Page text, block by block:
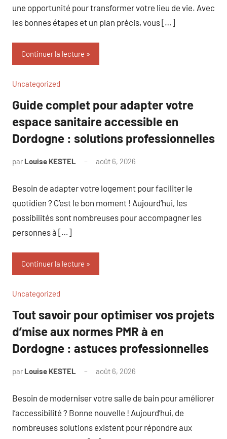
une opportunité pour transformer votre lieu de vie. Avec
les bonnes étapes et un plan précis, vous […]
Continuer la lecture
Uncategorized
Guide complet pour adapter votre
espace sanitaire accessible en
Dordogne : solutions professionnelles
par Louise KESTEL août 6, 2026
Besoin de adapter votre logement pour faciliter le
quotidien ? C’est le bon moment ! Aujourd’hui, les
possibilités sont nombreuses pour accompagner les
personnes à […]
Continuer la lecture
Uncategorized
Tout savoir pour optimiser vos projets
d’mise aux normes PMR à en
Dordogne : astuces professionnelles
par Louise KESTEL août 6, 2026
Besoin de moderniser votre salle de bain pour améliorer
l’accessibilité ? Bonne nouvelle ! Aujourd’hui, de
nombreuses solutions existent pour répondre aux